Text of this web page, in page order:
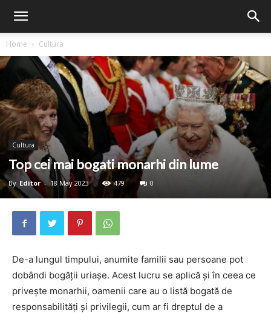
Home Cultura
Cultura
Top cei mai bogati monarhi din lume
By Editor - 18 May 2023 479 0
De-a lungul timpului, anumite familii sau persoane pot
dobândi bogății uriașe. Acest lucru se aplică și în ceea ce
privește monarhii, oamenii care au o listă bogată de
responsabilități și privilegii, cum ar fi dreptul de a